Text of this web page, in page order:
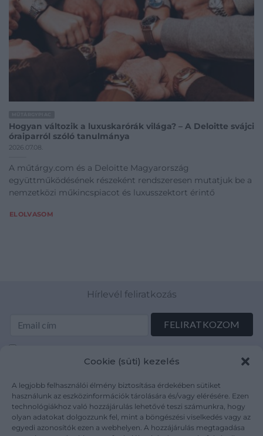
Cookie (süti) kezelés
A legjobb felhasználói élmény biztosítása érdekében sütiket
használunk az eszközinformációk tárolására és/vagy elérésére. Ezen
technológiákhoz való hozzájárulás lehetővé teszi számunkra, hogy
olyan adatokat dolgozzunk fel, mint a böngészési viselkedés vagy az
egyedi azonosítók ezen a webhelyen. A hozzájárulás megtagadása
Hogyan változik a luxuskarórák világa? – A Deloitte svájci
óraiparról szóló tanulmánya
2026.07.08.
A műtárgy.com és a Deloitte Magyarország
együttműködésének részeként rendszeresen mutatjuk be a
nemzetközi műkincspiacot és luxusszektort érintő
ELOLVASOM
Hírlevél feliratkozás
mutargy.com/adatkezelesi-tajekoztato/
Rólunk
Médiaajánlat
Karrier
Áraink
ÁSZF
Adatvédelem